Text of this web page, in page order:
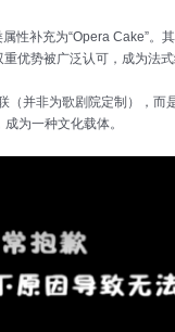
性补充为“Opera Cake”。
优势被广泛认可，成为法式
并非为歌剧院定制），而
为一种文化载体。